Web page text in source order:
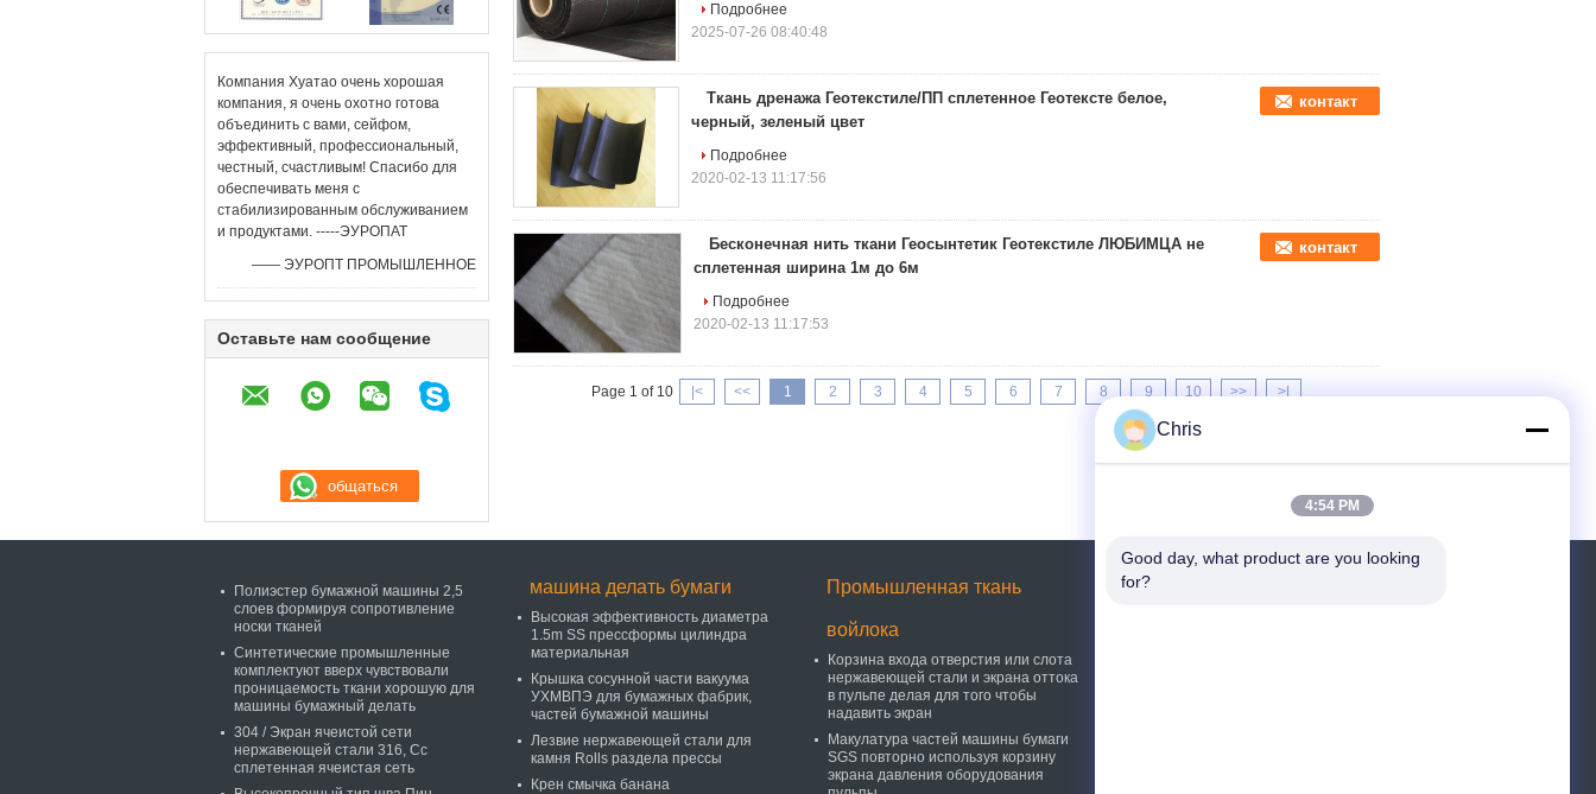
Компания Хуатао очень хорошая
компания, я очень охотно готова
объединить с вами, сейфом,
эффективный, профессиональный,
честный, счастливым! Спасибо для
обеспечивать меня с
стабилизированным обслуживанием
и продуктами. -----ЭУРОПАТ
—— ЭУРОПТ ПРОМЫШЛЕННОЕ
Оставьте нам сообщение
Подробнее
2025-07-26 08:40:48
Ткань дренажа Геотекстиле/ПП сплетенное Геотексте белое,
черный, зеленый цвет
контакт
Подробнее
2020-02-13 11:17:56
Бесконечная нить ткани Геосынтетик Геотекстиле ЛЮБИМЦА не
сплетенная ширина 1м до 6м
контакт
Подробнее
2020-02-13 11:17:53
Page 1 of 10 |< << 1 2 3 4 5 6 7 8 9 10 >> >|
Полиэстер бумажной машины 2,5
слоев формируя сопротивление
носки тканей
Синтетические промышленные
комплектуют вверх чувствовали
проницаемость ткани хорошую для
машины бумажный делать
304 / Экран ячеистой сети
нержавеющей стали 316, Сс
сплетенная ячеистая сеть
машина делать бумаги
Высокая эффективность диаметра
1.5m SS прессформы цилиндра
материальная
Крышка сосунной части вакуума
УХМВПЭ для бумажных фабрик,
частей бумажной машины
Лезвие нержавеющей стали для
камня Rolls раздела прессы
Крен смычка банана
Промышленная ткань
войлока
Корзина входа отверстия или слота
нержавеющей стали и экрана оттока
в пульпе делая для того чтобы
надавить экран
Макулатура частей машины бумаги
SGS повторно используя корзину
экрана давления оборудования
Отправить запрос
Chris
4:54 PM
Good day, what product are you looking
for?